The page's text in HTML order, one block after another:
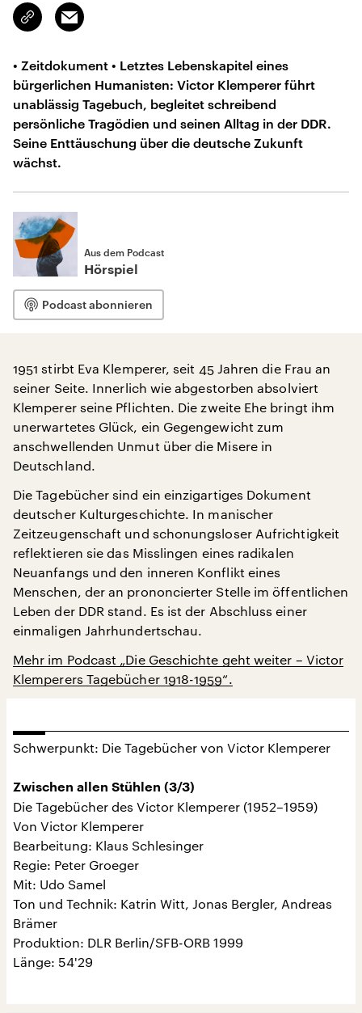
Link
kopieren/teilen
Email
• Zeitdokument • Letztes Lebenskapitel eines
bürgerlichen Humanisten: Victor Klemperer führt
unablässig Tagebuch, begleitet schreibend
persönliche Tragödien und seinen Alltag in der DDR.
Seine Enttäuschung über die deutsche Zukunft
wächst.
Aus dem Podcast
Hörspiel
Podcast abonnieren
1951 stirbt Eva Klemperer, seit 45 Jahren die Frau an
seiner Seite. Innerlich wie abgestorben absolviert
Klemperer seine Pflichten. Die zweite Ehe bringt ihm
unerwartetes Glück, ein Gegengewicht zum
anschwellenden Unmut über die Misere in
Deutschland.
Die Tagebücher sind ein einzigartiges Dokument
deutscher Kulturgeschichte. In manischer
Zeitzeugenschaft und schonungsloser Aufrichtigkeit
reflektieren sie das Misslingen eines radikalen
Neuanfangs und den inneren Konflikt eines
Menschen, der an prononcierter Stelle im öffentlichen
Leben der DDR stand. Es ist der Abschluss einer
einmaligen Jahrhundertschau.
Mehr im Podcast „Die Geschichte geht weiter – Victor
Klemperers Tagebücher 1918-1959“.
Schwerpunkt: Die Tagebücher von Victor Klemperer
Zwischen allen Stühlen (3/3)
Die Tagebücher des Victor Klemperer (1952–1959)
Von Victor Klemperer
Bearbeitung: Klaus Schlesinger
Regie: Peter Groeger
Mit: Udo Samel
Ton und Technik: Katrin Witt, Jonas Bergler, Andreas
Brämer
Produktion: DLR Berlin/SFB-ORB 1999
Länge: 54'29